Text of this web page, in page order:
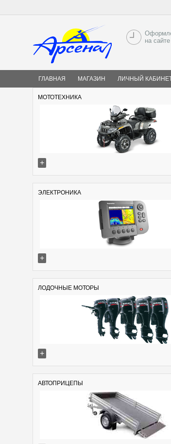
на
ГЛАВНАЯ МАГАЗИН ЛИЧНЫЙ
МОТОТЕХНИКА
+
ЭЛЕКТРОНИКА
+
ЛОДОЧНЫЕ МОТОРЫ
+
АВТОПРИЦЕПЫ